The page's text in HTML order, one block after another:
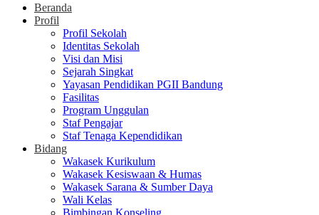
Beranda
Profil
Profil Sekolah
Identitas Sekolah
Visi dan Misi
Sejarah Singkat
Yayasan Pendidikan PGII Bandung
Fasilitas
Program Unggulan
Staf Pengajar
Staf Tenaga Kependidikan
Bidang
Wakasek Kurikulum
Wakasek Kesiswaan & Humas
Wakasek Sarana & Sumber Daya
Wali Kelas
Bimbingan Konseling